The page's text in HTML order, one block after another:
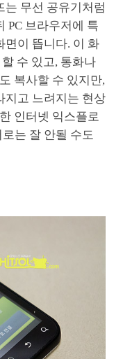
는 무선 공유기처럼
PC 브라우저에 특
면이 뜹니다. 이 화
수 있고, 통화나
복사할 수 있지만,
지고 느려지는 현상
인터넷 익스플로
는 잘 안될 수도